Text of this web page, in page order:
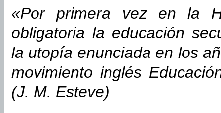
«Por primera vez en la
obligatoria la educación
la utopía enunciada en los
movimiento inglés
(J. M. Esteve)